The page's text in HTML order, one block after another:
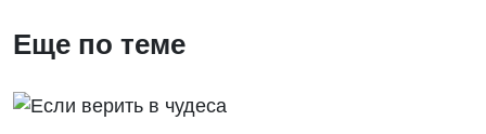
Еще по теме